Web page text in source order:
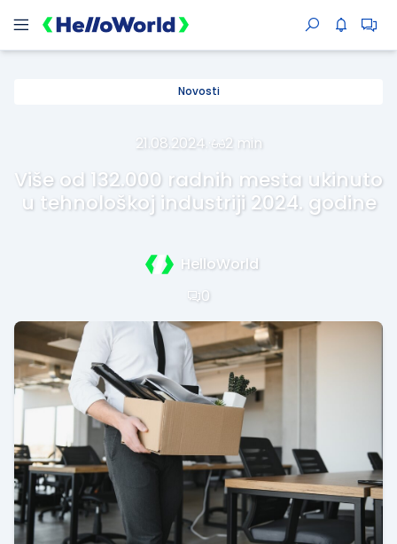
Novosti
21.08.2024. 2 min
Više od 132.000 radnih mesta ukinuto
u tehnološkoj industriji 2024. godine
HelloWorld
0